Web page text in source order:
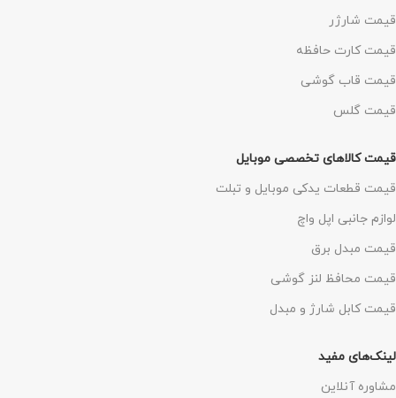
قیمت شارژر
قیمت کارت حافظه
قیمت قاب گوشی
قیمت گلس
قیمت کالاهای تخصصی موبایل
قیمت قطعات یدکی موبایل و تبلت
لوازم جانبی اپل واچ
قیمت مبدل برق
قیمت محافظ لنز گوشی
قیمت کابل شارژ و مبدل
لینک‌های مفید
مشاوره آنلاین